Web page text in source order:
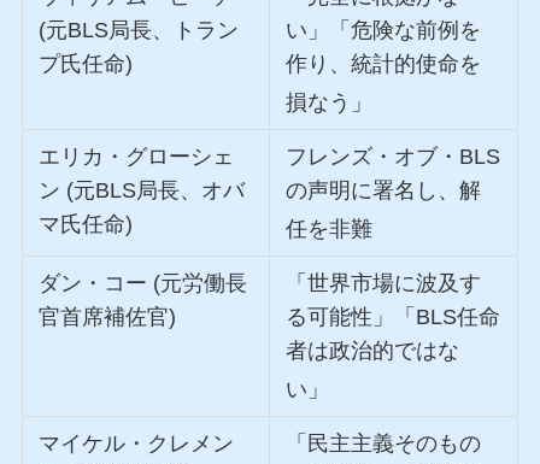
(元BLS局長、トラン
プ氏任命)
い」「危険な前例を
作り、統計的使命を
損なう」
エリカ・グローシェ
ン (元BLS局長、オバ
マ氏任命)
フレンズ・オブ・BLS
の声明に署名し、解
任を非難
ダン・コー (元労働長
官首席補佐官)
「世界市場に波及す
る可能性」「BLS任命
者は政治的ではな
い」
マイケル・クレメン
「民主主義そのもの